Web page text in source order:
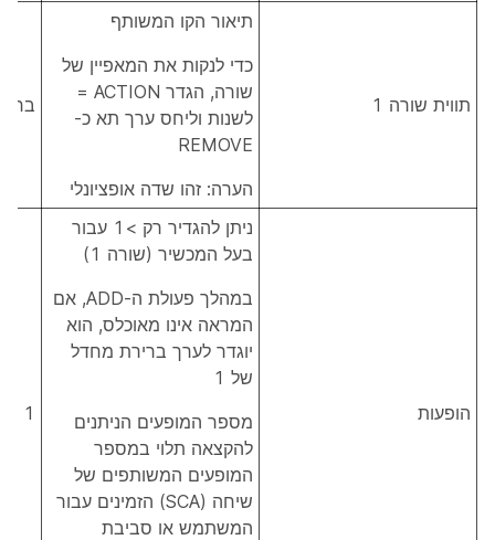
תווית שורה 1
תיאור הקו המשותף
כדי לנקות את המאפיין של
שורה, הגדר ACTION =
לשנות וליחס ערך תא כ-
REMOVE
הערה: זהו שדה אופציונלי
הופעות
ניתן להגדיר רק >1 עבור
בעל המכשיר (שורה 1)
במהלך פעולת ה-ADD, אם
המראה אינו מאוכלס, הוא
יוגדר לערך ברירת מחדל
של 1
מספר המופעים הניתנים
להקצאה תלוי במספר
המופעים המשותפים של
שיחה (SCA) הזמינים עבור
המשתמש או סביבת
1